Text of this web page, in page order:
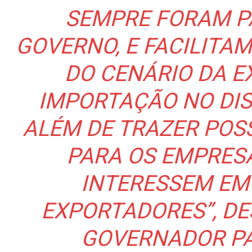
SEMPRE FORAM
GOVERNO, E
DO CENÁRIO DA
IMPORTAÇÃO NO
ALÉM DE TRAZER
PARA OS
INTERESSEM
EXPORTADORES”,
GOVERNADOR